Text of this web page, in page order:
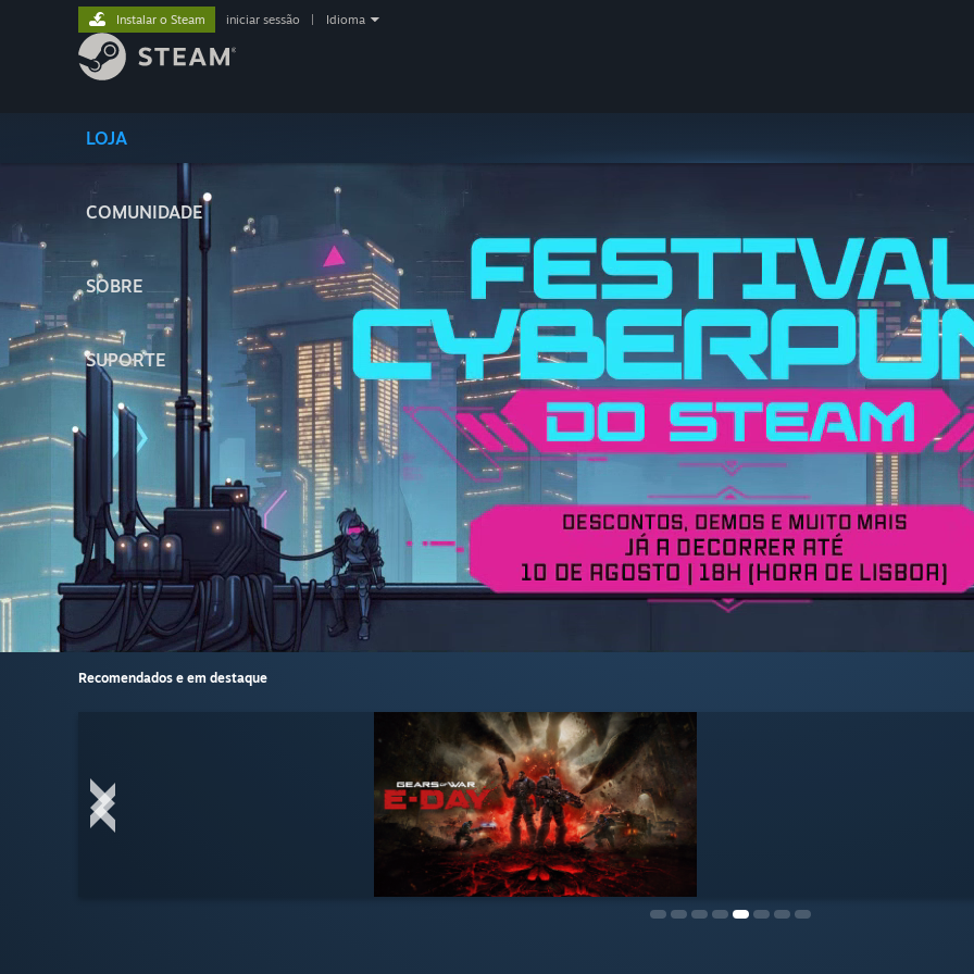
LOJA
COMUNIDADE
SOBRE
SUPORTE
Instalar o Steam iniciar sessão Idioma
Recomendados e em destaque